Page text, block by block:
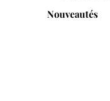
Nouveautés